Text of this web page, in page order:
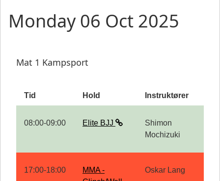
Monday 06 Oct 2025
Mat 1 Kampsport
Tid Hold Instruktører
08:00-09:00 Elite BJJ
Shimon
Mochizuki
17:00-18:00
MMA -
Oskar Lang